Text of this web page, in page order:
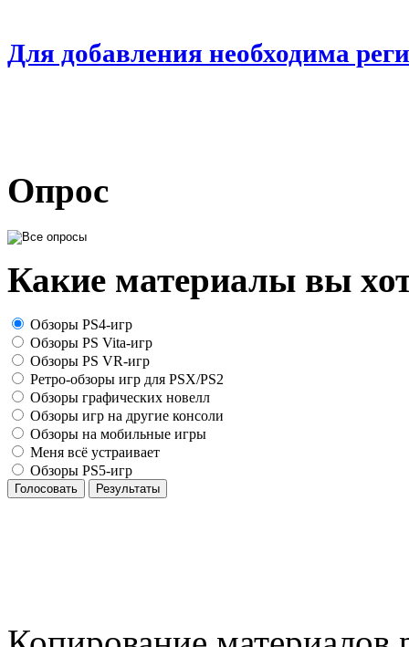
Для добавления необходима
Опрос
Какие материалы вы
Обзоры PS4-игр
Обзоры PS Vita-игр
Обзоры PS VR-игр
Ретро-обзоры игр для PSX/PS2
Обзоры графических новелл
Обзоры игр на другие консоли
Обзоры на мобильные игры
Меня всё устраивает
Обзоры PS5-игр
Голосовать Результаты